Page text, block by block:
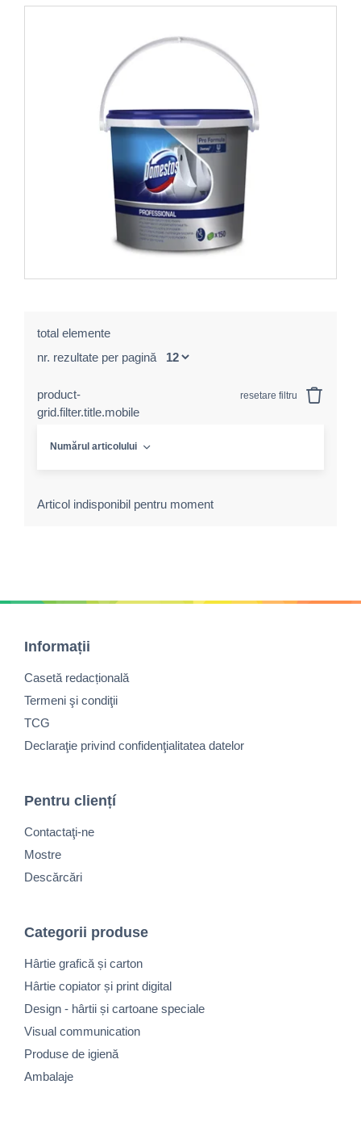
total elemente
nr. rezultate per pagină
product-
grid.filter.title.mobile
resetare filtru
Numărul articolului
Articol indisponibil pentru moment
Informații
Casetă redacțională
Termeni şi condiţii
TCG
Declaraţie privind confidenţialitatea datelor
Pentru cliențí
Contactaţi-ne
Mostre
Descărcări
Categorii produse
Hârtie grafică și carton
Hârtie copiator și print digital
Design - hârtii și cartoane speciale
Visual communication
Produse de igienă
Ambalaje